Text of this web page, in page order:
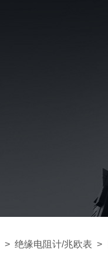
> 绝缘电阻计/兆欧表 >